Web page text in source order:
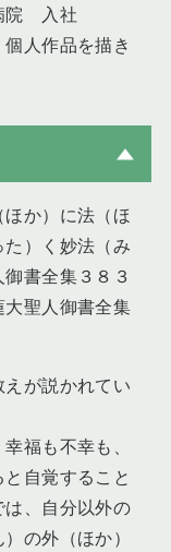
院 入社
品を描き
ほか）に法（ほ
）く妙法（み
書全集３８３
聖人御書全集
が説かれてい
福も不幸も、
自覚すること
、自分以外の
の外（ほか）